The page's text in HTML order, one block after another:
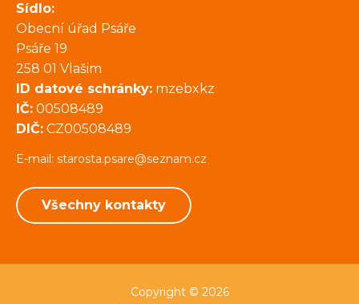
Sídlo:
Obecní úřad Psáře
Psáře 19
258 01 Vlašim
ID datové schránky: mzebxkz
IČ: 00508489
DIČ: CZ00508489
E-mail: starosta.psare@seznam.cz
Všechny kontakty
Copyright © 2026